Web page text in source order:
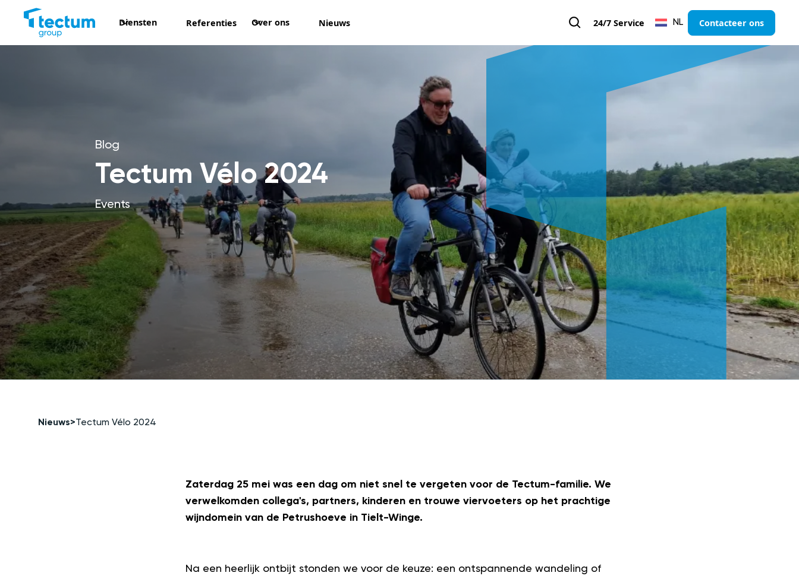
Diensten Referenties Over ons Nieuws 24/7 Service NL Contacteer ons
Blog
Tectum Vélo 2024
Events
Nieuws>Tectum Vélo 2024
Zaterdag 25 mei was een dag om niet snel te vergeten voor de Tectum-familie. We
verwelkomden collega's, partners, kinderen en trouwe viervoeters op het prachtige
wijndomein van de Petrushoeve in Tielt-Winge.
Na een heerlijk ontbijt stonden we voor de keuze: een ontspannende wandeling of